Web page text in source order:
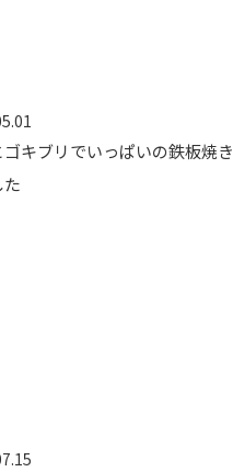
ゴキブリでいっぱいの鉄板焼き